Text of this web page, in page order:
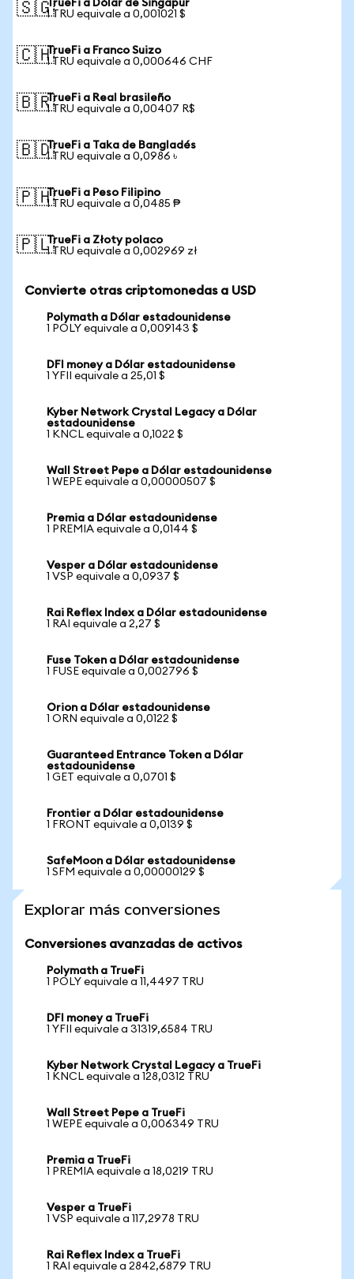
🇸🇬TrueFi a Dólar de Singapur
1 TRU equivale a 0,001021 $
🇨🇭TrueFi a Franco Suizo
1 TRU equivale a 0,000646 CHF
🇧🇷TrueFi a Real brasileño
1 TRU equivale a 0,00407 R$
🇧🇩TrueFi a Taka de Bangladés
1 TRU equivale a 0,0986 ৳
🇵🇭TrueFi a Peso Filipino
1 TRU equivale a 0,0485 ₱
🇵🇱TrueFi a Złoty polaco
1 TRU equivale a 0,002969 zł
Convierte otras criptomonedas a USD
Polymath a Dólar estadounidense
1 POLY equivale a 0,009143 $
DFI money a Dólar estadounidense
1 YFII equivale a 25,01 $
Kyber Network Crystal Legacy a Dólar
estadounidense
1 KNCL equivale a 0,1022 $
Wall Street Pepe a Dólar estadounidense
1 WEPE equivale a 0,00000507 $
Premia a Dólar estadounidense
1 PREMIA equivale a 0,0144 $
Vesper a Dólar estadounidense
1 VSP equivale a 0,0937 $
Rai Reflex Index a Dólar estadounidense
1 RAI equivale a 2,27 $
Fuse Token a Dólar estadounidense
1 FUSE equivale a 0,002796 $
Orion a Dólar estadounidense
1 ORN equivale a 0,0122 $
Guaranteed Entrance Token a Dólar
estadounidense
1 GET equivale a 0,0701 $
Frontier a Dólar estadounidense
1 FRONT equivale a 0,0139 $
SafeMoon a Dólar estadounidense
1 SFM equivale a 0,00000129 $
Explorar más conversiones
Conversiones avanzadas de activos
Polymath a TrueFi
1 POLY equivale a 11,4497 TRU
DFI money a TrueFi
1 YFII equivale a 31319,6584 TRU
Kyber Network Crystal Legacy a TrueFi
1 KNCL equivale a 128,0312 TRU
Wall Street Pepe a TrueFi
1 WEPE equivale a 0,006349 TRU
Premia a TrueFi
1 PREMIA equivale a 18,0219 TRU
Vesper a TrueFi
1 VSP equivale a 117,2978 TRU
Rai Reflex Index a TrueFi
1 RAI equivale a 2842,6879 TRU